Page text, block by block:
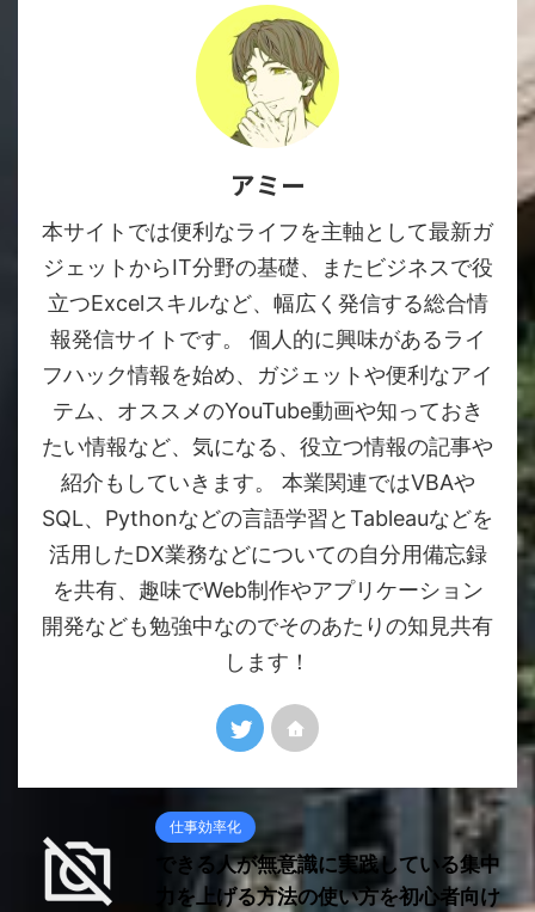
アミー
本サイトでは便利なライフを主軸として最新ガ
ジェットからIT分野の基礎、またビジネスで役
立つExcelスキルなど、幅広く発信する総合情
報発信サイトです。 個人的に興味があるライ
フハック情報を始め、ガジェットや便利なアイ
テム、オススメのYouTube動画や知っておき
たい情報など、気になる、役立つ情報の記事や
紹介もしていきます。 本業関連ではVBAや
SQL、Pythonなどの言語学習とTableauなどを
活用したDX業務などについての自分用備忘録
を共有、趣味でWeb制作やアプリケーション
開発なども勉強中なのでそのあたりの知見共有
します！
仕事効率化
できる人が無意識に実践している集中
力を上げる方法の使い方を初心者向け